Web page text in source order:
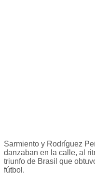
Sarmiento y Rodríguez
danzaban en la calle, al
triunfo de Brasil que
fútbol.